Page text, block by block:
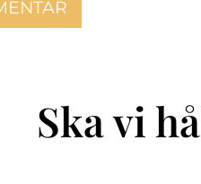
Ska vi